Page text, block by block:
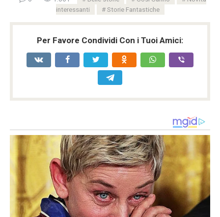
interessanti
Storie Fantastiche
Per Favore Condividi Con i Tuoi Amici: